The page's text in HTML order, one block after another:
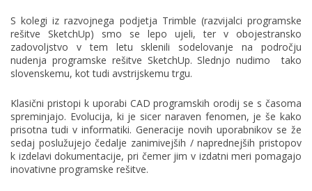
S kolegi iz razvojnega podjetja Trimble (razvijalci programske
rešitve SketchUp) smo se lepo ujeli, ter v obojestransko
zadovoljstvo v tem letu sklenili sodelovanje na področju
nudenja programske rešitve SketchUp. Slednjo nudimo tako
slovenskemu, kot tudi avstrijskemu trgu.
Klasični pristopi k uporabi CAD programskih orodij se s časoma
spreminjajo. Evolucija, ki je sicer naraven fenomen, je še kako
prisotna tudi v informatiki. Generacije novih uporabnikov se že
sedaj poslužujejo čedalje zanimivejših / naprednejših pristopov
k izdelavi dokumentacije, pri čemer jim v izdatni meri pomagajo
inovativne programske rešitve.